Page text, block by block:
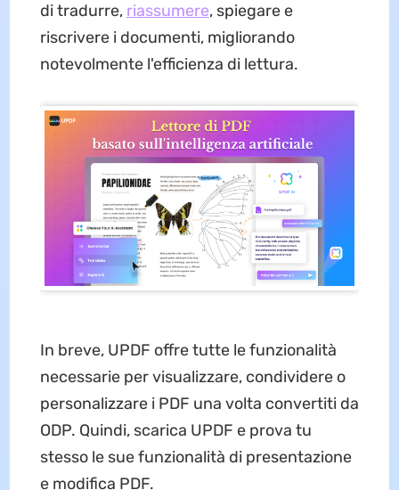
di tradurre, riassumere, spiegare e
riscrivere i documenti, migliorando
notevolmente l'efficienza di lettura.
In breve, UPDF offre tutte le funzionalità
necessarie per visualizzare, condividere o
personalizzare i PDF una volta convertiti da
ODP. Quindi, scarica UPDF e prova tu
stesso le sue funzionalità di presentazione
e modifica PDF.